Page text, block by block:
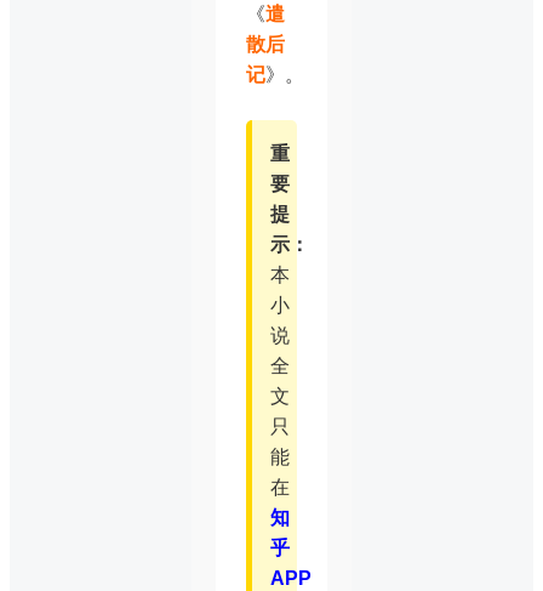
《遣
散后
记》。
重
要
提
示：
本
小
说
全
文
只
能
在
知
乎
APP